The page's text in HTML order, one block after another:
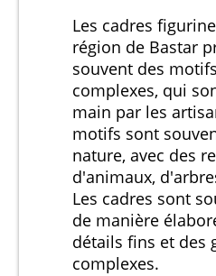
Les cadres
région de Bastar
souvent des
complexes, qui
main par les
motifs sont
nature, avec des
d'animaux,
Les cadres sont
de manière
détails fins et des
complexes.